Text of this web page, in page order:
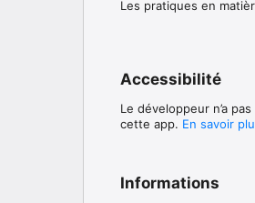
Les pratiques en
Accessibilité
Le développeur n’a
cette app. En savoir
Informations